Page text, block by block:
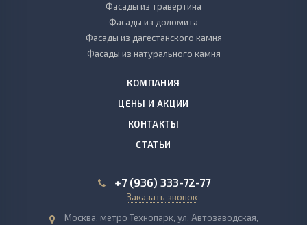
Фасады из травертина
Фасады из доломита
Фасады из дагестанского камня
Фасады из натурального камня
КОМПАНИЯ
ЦЕНЫ И АКЦИИ
КОНТАКТЫ
СТАТЬИ
+7 (936) 333-72-77
Заказать звонок
Москва, метро Технопарк, ул. Автозаводская,